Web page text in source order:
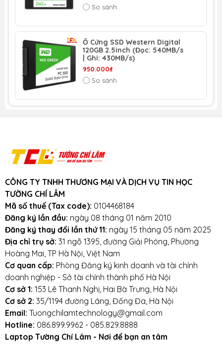
khác
Chưa cập nhật
Đặc Điểm Nổi Bật:
Dung lượng lưu trữ lớn
Chuẩn kết nối cho laptop
Chịu nhiệt tốt lên đến 70 độ C
Điện năng tiêu thụ thấp
Tư vấn mua Ổ Cứng SSD 240GB
Kingston M.2
Gọi ngay: 0911390666 - 0963165551
- 0965821551
Chat vớiFanpage LaptopTCL
153 Lê Thanh Nghị, Hai Bà Trưng, Hà
Nội ( xem đường đi)
số 5 ngõ 12 Trần Phú, Hà Đông (xem đường
đi )
số 35 ngõ 1194 đường Láng, Đống Đa
Chi Phí Thay Thế, Lắp Đặt
Ổ Cứng của bạn sẽ được CHUYÊN GIA THAY THẾ, LẮP
So sánh
Ổ Cứng SSD Western Digital
120GB 2.5inch (Đọc: 540MB/s
| Ghi: 430MB/s)
950.000₫
So sánh
CÔNG TY TNHH THƯƠNG MẠI VÀ DỊCH VỤ TIN HỌC
TƯỜNG CHÍ LÂM
Mã số thuế (Tax code): 0104468184
Đăng ký lần đầu: ngày 08 tháng 01 năm 2010
Đăng ký thay đổi lần thứ 11: ngày 15 tháng 05 năm 2025
Địa chỉ trụ sở: 31 ngõ 1395, đường Giải Phóng, Phường
Hoàng Mai, TP Hà Nội, Việt Nam
Cơ quan cấp: Phòng Đăng ký kinh doanh và tài chính
doanh nghiệp - Sở tài chính thành phố Hà Nội
Cơ sở 1: 153 Lê Thanh Nghị, Hai Bà Trưng, Hà Nội
Cơ sở 2: 35/1194 đường Láng, Đống Đa, Hà Nội
Email: Tuongchilamtechnology@gmail.com
Hotline: 086.899.9962 - 085.829.8888
Laptop Tường Chí Lâm - Nơi để bạn an tâm